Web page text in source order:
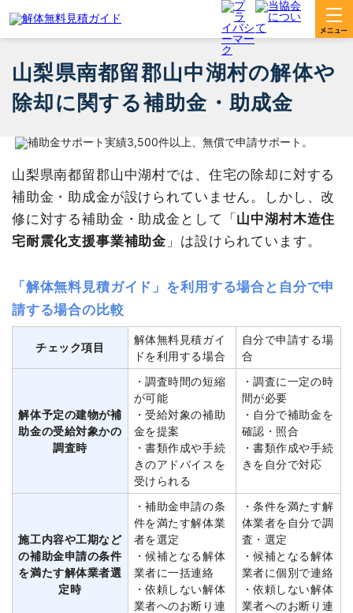
山梨県南都留郡山中湖村の解体や
除却に関する補助金・助成金
山梨県南都留郡山中湖村では、住宅の除却に対する
補助金・助成金が設けられていません。しかし、改
修に対する補助金・助成金として「山中湖村木造住
宅耐震化支援事業補助金 」は設けられています。
「解体無料見積ガイド」を利用する場合と自分で申
請する場合の比較
チェック項目
解体無料見積ガイ
ドを利用する場合
自分で申請する場
合
解体予定の建物が補
助金の受給対象かの
調査時
・調査時間の短縮
が可能
・受給対象の補助
金を提案
・書類作成や手続
きのアドバイスを
受けられる
・調査に一定の時
間が必要
・自分で補助金を
確認・照合
・書類作成や手続
きを自分で対応
施工内容や工期など
の補助金申請の条件
を満たす解体業者選
定時
・補助金申請の条
件を満たす解体業
者を選定
・候補となる解体
業者に一括連絡
・依頼しない解体
業者へのお断り連
・条件を満たす解
体業者を自分で調
査・選定
・候補となる解体
業者に個別で連絡
・依頼しない解体
業者へのお断り連